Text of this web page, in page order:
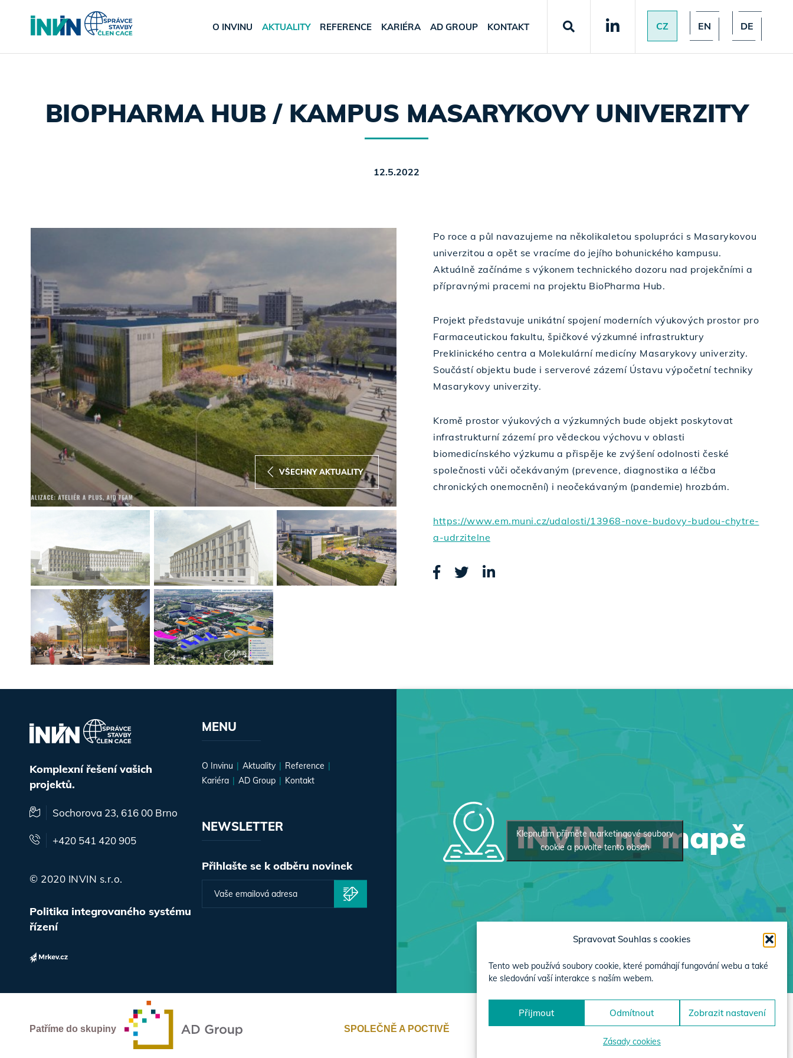
Spravovat Souhlas s cookies
Tento web používá soubory cookie, které pomáhají fungování webu a také
ke sledování vaší interakce s naším webem.
Přijmout Odmítnout Zobrazit nastavení
Zásady cookies
O INVINU AKTUALITY REFERENCE KARIÉRA AD GROUP KONTAKT CZ EN DE
BIOPHARMA HUB / KAMPUS MASARYKOVY UNIVERZITY
12.5.2022
VŠECHNY AKTUALITY
Po roce a půl navazujeme na několikaletou spolupráci s Masarykovou
univerzitou a opět se vracíme do jejího bohunického kampusu.
Aktuálně začínáme s výkonem technického dozoru nad projekčními a
přípravnými pracemi na projektu BioPharma Hub.
Projekt představuje unikátní spojení moderních výukových prostor pro
Farmaceutickou fakultu, špičkové výzkumné infrastruktury
Preklinického centra a Molekulární medicíny Masarykovy univerzity.
Součástí objektu bude i serverové zázemí Ústavu výpočetní techniky
Masarykovy univerzity.
Kromě prostor výukových a výzkumných bude objekt poskytovat
infrastrukturní zázemí pro vědeckou výchovu v oblasti
biomedicínského výzkumu a přispěje ke zvýšení odolnosti české
společnosti vůči očekávaným (prevence, diagnostika a léčba
chronických onemocnění) i neočekávaným (pandemie) hrozbám.
https://www.em.muni.cz/udalosti/13968-nove-budovy-budou-chytre-
a-udrzitelne
INVIN na mapě
Klepnutím přijměte marketingové soubory
cookie a povolte tento obsah
Komplexní řešení vašich
projektů.
Sochorova 23, 616 00 Brno
+420 541 420 905
© 2020 INVIN s.r.o.
Politika integrovaného systému
řízení
MENU
O Invinu Aktuality
Reference
Kariéra
AD Group Kontakt
NEWSLETTER
Přihlašte se k odběru novinek
Patříme do skupiny SPOLEČNĚ A POCTIVĚ